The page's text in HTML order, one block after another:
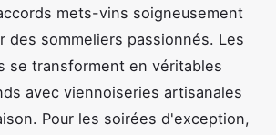
mets-vins soigneusement
des sommeliers passionnés. Les
se transforment en véritables
avec viennoiseries artisanales
Pour les soirées d'exception,